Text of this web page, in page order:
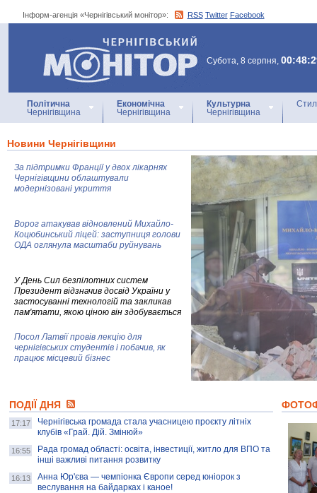
Інформ-агенція «Чернігівський монітор»: RSS Twitter Facebook
Інформ-агенція
«Чернігівський монітор»
Субота, 8 серпня,
Політична
Чернігівщина
Економічна
Чернігівщина
Культурна
Чернігівщина
Новини Чернігівщини
За підтримки Франції у двох лікарнях
Чернігівщини облаштували
модернізовані укриття
Ворог атакував відновлений Михайло-
Коцюбинський ліцей: заступниця голови
ОДА оглянула масштаби руйнувань
У День Сил безпілотних систем
Президент відзначив досвід України у
застосуванні технологій та закликав
пам'ятати, якою ціною він здобувається
Посол Латвії провів лекцію для
чернігівських студентів і побачив, як
працює місцевий бізнес
колекцію про війну, емоції та тварин
AB InBev Efes Україна підтримала
навчальний проєкт "Молодіжна бізнес-
школа", спрямований на розвиток
підприємництва у Чернігівській області
ПОДІЇ ДНЯ
17:17
Чернігівська громада стала учасницею проєкту літніх
клубів «Грай. Дій. Змінюй»
16:55
Рада громад області: освіта, інвестиції, житло для ВПО та
інші важливі питання розвитку
16:13
Анна Юр'єва — чемпіонка Європи серед юніорок з
веслування на байдарках і каное!